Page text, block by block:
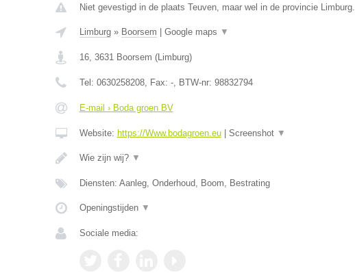
Niet gevestigd in de plaats Teuven, maar wel in de provincie Limburg.
Limburg» Boorsem Google maps ▼
16, 3631 Boorsem (Limburg)
Tel: 0630258208, Fax: -, BTW-nr: 98832794
E-mail › Boda groen BV
Website: https://Www.bodagroen.eu| Screenshot ▼
Wie zijn wij? ▼
Diensten: Aanleg, Onderhoud, Boom, Bestrating
Openingstijden ▼
Sociale media: